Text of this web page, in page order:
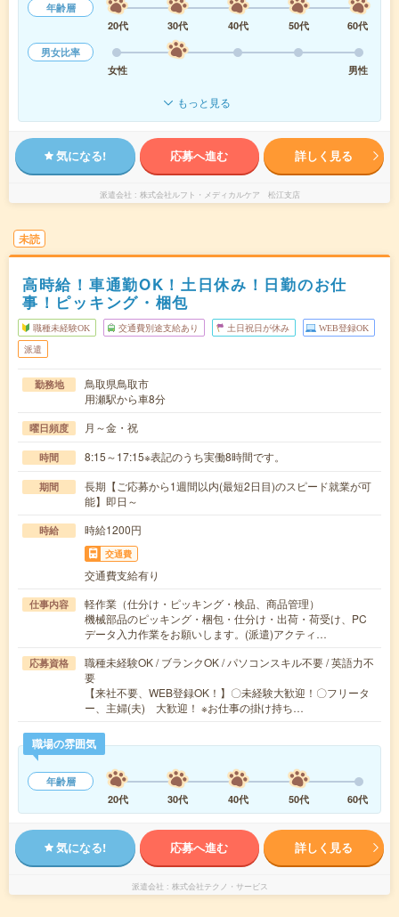
年齢層
20代
30代 40代 50代
60代
男女比率
女性
男性
もっと見る
気になる! 応募へ進む 詳しく見る
派遣会社 株式会社ルフト・メディカルケア 松江支店
未読
高時給！車通勤OK！土日休み！日勤のお仕
事！ピッキング・梱包
職種未経験OK 交通費別途支給あり 土日祝日が休み WEB登録OK
派遣
勤務地
鳥取県鳥取市
用瀬駅から車8分
曜日頻度 月～金・祝
時間 8:15～17:15※表記のうち実働8時間です。
期間
長期【ご応募から1週間以内(最短2日目)のスピード就業が可
能】即日～
時給 時給1200円
交通費
交通費支給有り
仕事内容
軽作業（仕分け・ピッキング・検品、商品管理）
機械部品のピッキング・梱包・仕分け・出荷・荷受け、PC
データ入力作業をお願いします。(派遣)アクティ…
応募資格
職種未経験OK / ブランクOK / パソコンスキル不要 / 英語力不
要
【来社不要、WEB登録OK！】〇未経験大歓迎！〇フリータ
ー、主婦(夫) 大歓迎！ ※お仕事の掛け持ち…
職場の雰囲気
年齢層
20代
30代 40代 50代 60代
気になる! 応募へ進む 詳しく見る
派遣会社 株式会社テクノ・サービス